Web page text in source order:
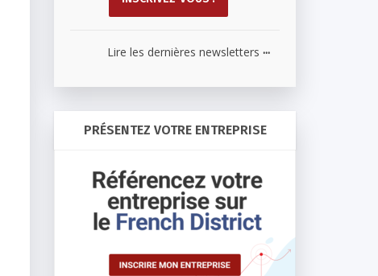
Lire les dernières newsletters ...
PRÉSENTEZ VOTRE ENTREPRISE